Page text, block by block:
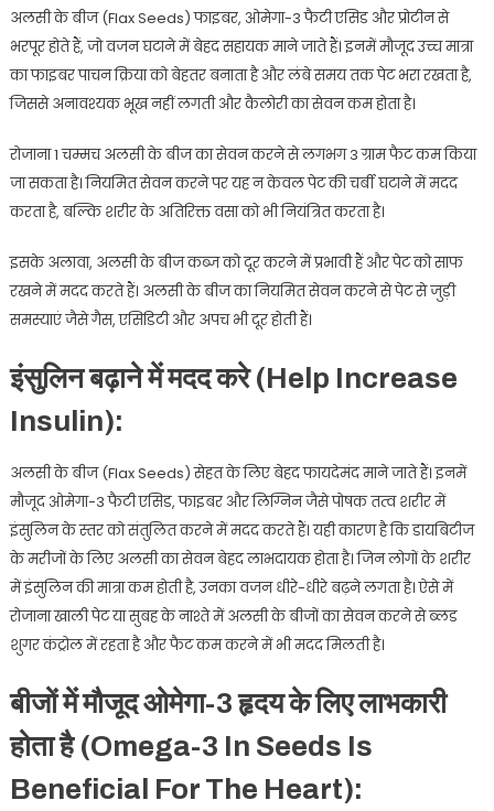
अलसी के बीज (Flax Seeds) फाइबर, ओमेगा-3 फैटी एसिड और प्रोटीन से
भरपूर होते हैं, जो वजन घटाने में बेहद सहायक माने जाते हैं। इनमें मौजूद उच्च मात्रा
का फाइबर पाचन क्रिया को बेहतर बनाता है और लंबे समय तक पेट भरा रखता है,
जिससे अनावश्यक भूख नहीं लगती और कैलोरी का सेवन कम होता है।
रोजाना 1 चम्मच अलसी के बीज का सेवन करने से लगभग 3 ग्राम फैट कम किया
जा सकता है। नियमित सेवन करने पर यह न केवल पेट की चर्बी घटाने में मदद
करता है, बल्कि शरीर के अतिरिक्त वसा को भी नियंत्रित करता है।
इसके अलावा, अलसी के बीज कब्ज को दूर करने में प्रभावी हैं और पेट को साफ
रखने में मदद करते हैं। अलसी के बीज का नियमित सेवन करने से पेट से जुड़ी
समस्याएं जैसे गैस, एसिडिटी और अपच भी दूर होती हैं।
इंसुलिन बढ़ाने में मदद करे (Help Increase
Insulin):
अलसी के बीज (Flax Seeds) सेहत के लिए बेहद फायदेमंद माने जाते हैं। इनमें
मौजूद ओमेगा-3 फैटी एसिड, फाइबर और लिग्निन जैसे पोषक तत्व शरीर में
इंसुलिन के स्तर को संतुलित करने में मदद करते हैं। यही कारण है कि डायबिटीज
के मरीजों के लिए अलसी का सेवन बेहद लाभदायक होता है। जिन लोगों के शरीर
में इंसुलिन की मात्रा कम होती है, उनका वजन धीरे-धीरे बढ़ने लगता है। ऐसे में
रोजाना खाली पेट या सुबह के नाश्ते में अलसी के बीजों का सेवन करने से ब्लड
शुगर कंट्रोल में रहता है और फैट कम करने में भी मदद मिलती है।
बीजों में मौजूद ओमेगा-3 हृदय के लिए लाभकारी
होता है (Omega-3 In Seeds Is
Beneficial For The Heart):